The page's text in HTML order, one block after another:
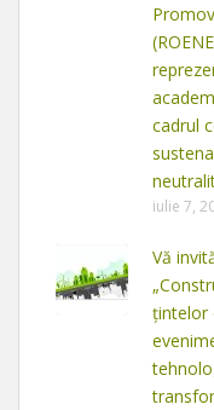
cadrul
iulie 7,
Vă
țintelor